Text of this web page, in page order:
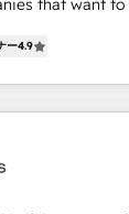
Agency of
HubSpot Impact
Award
🏆2013
that want to
website to lead
do it all (and
websites,
ー4.9